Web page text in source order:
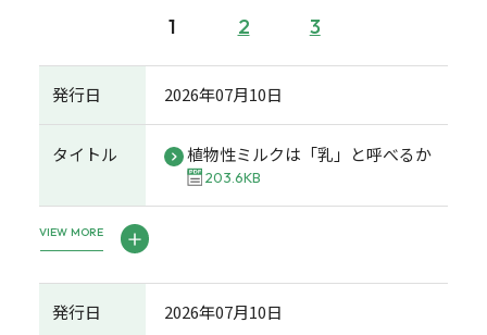
1 2 3
発行日 2026年07月10日
タイトル 植物性ミルクは「乳」と呼べるか
203.6KB
VIEW MORE
発行日 2026年07月10日